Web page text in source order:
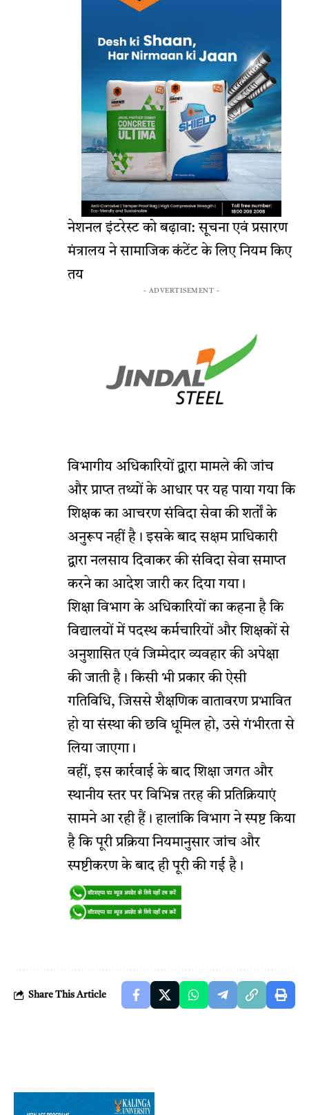
नेशनल इंटरेस्ट को बढ़ावा: सूचना एवं प्रसारण
मंत्रालय ने सामाजिक कंटेंट के लिए नियम किए
तय
- ADVERTISEMENT -
विभागीय अधिकारियों द्वारा मामले की जांच
और प्राप्त तथ्यों के आधार पर यह पाया गया कि
शिक्षक का आचरण संविदा सेवा की शर्तों के
अनुरूप नहीं है। इसके बाद सक्षम प्राधिकारी
द्वारा नलसाय दिवाकर की संविदा सेवा समाप्त
करने का आदेश जारी कर दिया गया।
शिक्षा विभाग के अधिकारियों का कहना है कि
विद्यालयों में पदस्थ कर्मचारियों और शिक्षकों से
अनुशासित एवं जिम्मेदार व्यवहार की अपेक्षा
की जाती है। किसी भी प्रकार की ऐसी
गतिविधि, जिससे शैक्षणिक वातावरण प्रभावित
हो या संस्था की छवि धूमिल हो, उसे गंभीरता से
लिया जाएगा।
वहीं, इस कार्रवाई के बाद शिक्षा जगत और
स्थानीय स्तर पर विभिन्न तरह की प्रतिक्रियाएं
सामने आ रही हैं। हालांकि विभाग ने स्पष्ट किया
है कि पूरी प्रक्रिया नियमानुसार जांच और
स्पष्टीकरण के बाद ही पूरी की गई है।
Share This Article